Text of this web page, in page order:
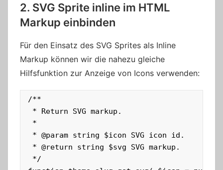
2. SVG Sprite inline im HTML
Markup einbinden
Für den Einsatz des SVG Sprites als Inline
Markup können wir die nahezu gleiche
Hilfsfunktion zur Anzeige von Icons verwenden:
/**
* Return SVG markup.
*
* @param string $icon SVG icon id.
* @return string $svg SVG markup.
*/